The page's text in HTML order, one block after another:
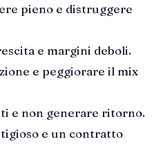
pieno e distruggere
e margini deboli.
e peggiorare il mix
e non generare ritorno.
e un contratto